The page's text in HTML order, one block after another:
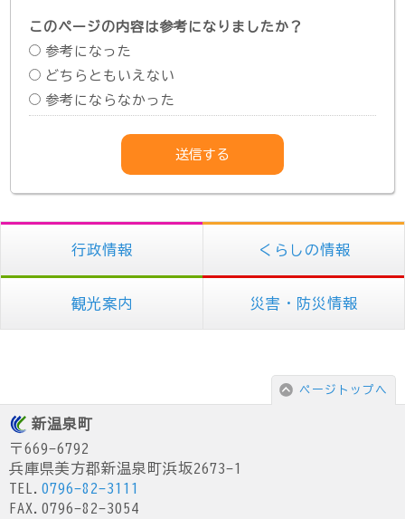
このページの内容は参考になりましたか？
参考になった
どちらともいえない
参考にならなかった
行政情報 くらしの情報
観光案内 災害・防災情報
ページトップへ
新温泉町
〒669-6792
兵庫県美方郡新温泉町浜坂2673-1
TEL. 0796-82-3111
FAX.0796-82-3054